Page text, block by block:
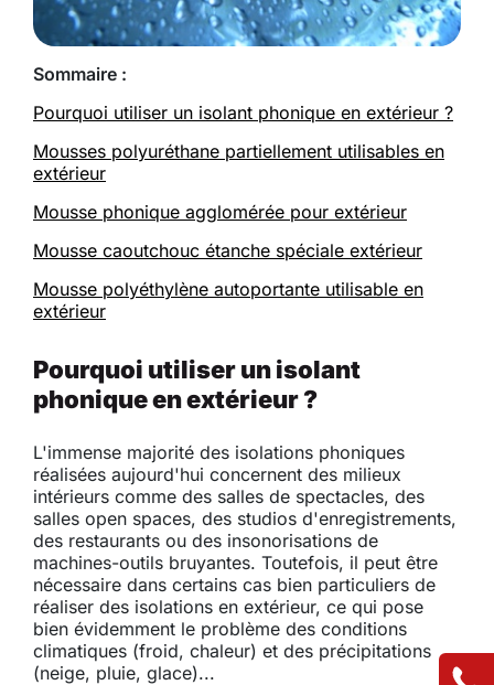
Sommaire :
Pourquoi utiliser un isolant phonique en extérieur ?
Mousses polyuréthane partiellement utilisables en
extérieur
Mousse phonique agglomérée pour extérieur
Mousse caoutchouc étanche spéciale extérieur
Mousse polyéthylène autoportante utilisable en
extérieur
Pourquoi utiliser un isolant
phonique en extérieur ?
L'immense majorité des isolations phoniques
réalisées aujourd'hui concernent des milieux
intérieurs comme des salles de spectacles, des
salles open spaces, des studios d'enregistrements,
des restaurants ou des insonorisations de
machines-outils bruyantes. Toutefois, il peut être
nécessaire dans certains cas bien particuliers de
réaliser des isolations en extérieur, ce qui pose
bien évidemment le problème des conditions
climatiques (froid, chaleur) et des précipitations
(neige, pluie, glace)...